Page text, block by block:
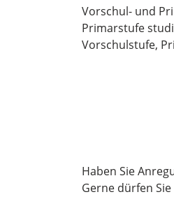
Vorschul- und
Primarstufe
Vorschulstufe,
Haben Sie
Gerne dürfen